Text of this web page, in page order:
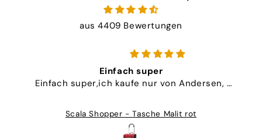
aus 4409 Bewertungen
Artikel selbst (Trolley mit Tasche) hat super
auch Service/Kommunikation vom Händler war
perfekt (nach langen Irrwegen durch dpd-
Transport, DHL wäre der Qualität angemessener)
Royal Shopper Steel - Tasche Holly schwarz